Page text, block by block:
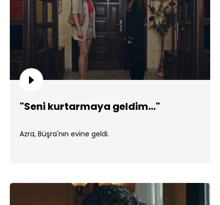
"Seni kurtarmaya geldim..."
Azra, Büşra'nın evine geldi.